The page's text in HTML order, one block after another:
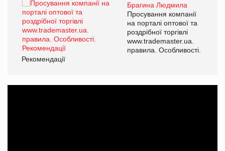
Брагина Людмила
Просування компанії
на порталі оптової та
роздрібної торгівлі
www.trademaster.ua.
правила. Особливості.
Рекомендації